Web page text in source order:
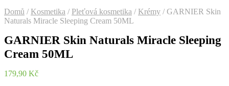
Domů / Kosmetika / Pleťová kosmetika / Krémy /GARNIER Skin
Naturals Miracle Sleeping Cream 50ML
GARNIER Skin Naturals Miracle Sleeping
Cream 50ML
179,90 Kč